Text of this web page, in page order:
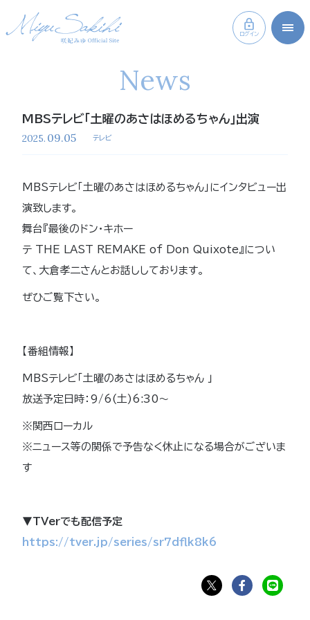
ログイン
News
MBSテレビ「土曜のあさはほめるちゃん」出演
2025. 09.05 テレビ
MBSテレビ「土曜のあさはほめるちゃん」にインタビュー出
演致します。
舞台『最後のドン・キホー
テ THE LAST REMAKE of Don Quixote』につい
て、大倉孝二さんとお話ししております。
ぜひご覧下さい。
【番組情報】
MBSテレビ「土曜のあさはほめるちゃん 」
放送予定日時：9/6(土)6:30〜
※関西ローカル
※ニュース等の関係で予告なく休止になる場合がございま
す
▼TVerでも配信予定
https://tver.jp/series/sr7dflk8k6